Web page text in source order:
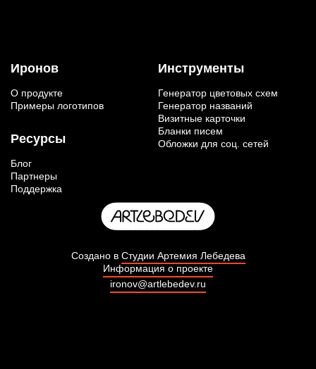
Иронов
О продукте
Примеры логотипов
Ресурсы
Блог
Партнеры
Поддержка
Инструменты
Генератор цветовых схем
Генератор названий
Визитные карточки
Бланки писем
Обложки для соц. сетей
Создано в Студии Артемия Лебедева
Информация о проекте
ironov@artlebedev.ru